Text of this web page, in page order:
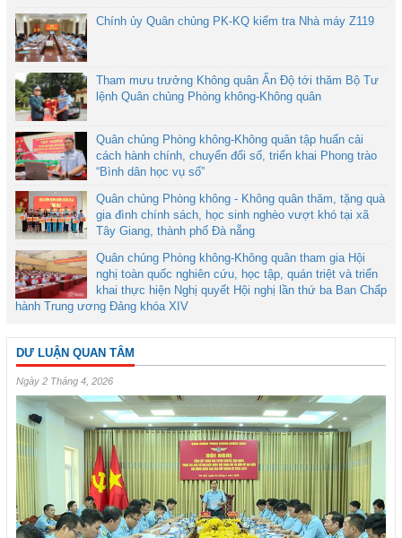
Chính ủy Quân chủng PK-KQ kiểm tra Nhà máy Z119
Tham mưu trưởng Không quân Ấn Độ tới thăm Bộ Tư
lệnh Quân chủng Phòng không-Không quân
Quân chủng Phòng không-Không quân tập huấn cải
cách hành chính, chuyển đổi số, triển khai Phong trào
“Bình dân học vụ số”
Quân chủng Phòng không - Không quân thăm, tặng quà
gia đình chính sách, học sinh nghèo vượt khó tại xã
Tây Giang, thành phố Đà nẵng
Quân chủng Phòng không-Không quân tham gia Hội
nghị toàn quốc nghiên cứu, học tập, quán triệt và triển
khai thực hiện Nghị quyết Hội nghị lần thứ ba Ban Chấp
hành Trung ương Đảng khóa XIV
DƯ LUẬN QUAN TÂM
Ngày 2 Tháng 4, 2026